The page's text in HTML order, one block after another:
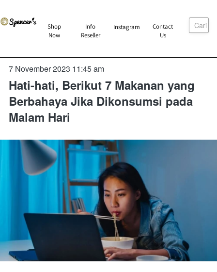
`
Shop
Now
` Info
Reseller
`Instagram `
Contact
Us
Cari
7 November 2023 11:45 am
Hati-hati, Berikut 7 Makanan yang
Berbahaya Jika Dikonsumsi pada
Malam Hari